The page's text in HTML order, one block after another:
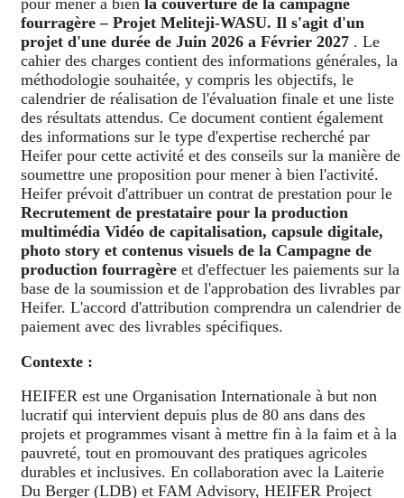
pour mener à bien la couverture de la campagne
fourragère – Projet Meliteji-WASU. Il s'agit d'un
projet d'une durée de Juin 2026 a Février 2027 . Le
cahier des charges contient des informations générales, la
méthodologie souhaitée, y compris les objectifs, le
calendrier de réalisation de l'évaluation finale et une liste
des résultats attendus. Ce document contient également
des informations sur le type d'expertise recherché par
Heifer pour cette activité et des conseils sur la manière de
soumettre une proposition pour mener à bien l'activité.
Heifer prévoit d'attribuer un contrat de prestation pour le
Recrutement de prestataire pour la production
multimédia Vidéo de capitalisation, capsule digitale,
photo story et contenus visuels de la Campagne de
production fourragère et d'effectuer les paiements sur la
base de la soumission et de l'approbation des livrables par
Heifer. L'accord d'attribution comprendra un calendrier de
paiement avec des livrables spécifiques.
Contexte :
HEIFER est une Organisation Internationale à but non
lucratif qui intervient depuis plus de 80 ans dans des
projets et programmes visant à mettre fin à la faim et à la
pauvreté, tout en promouvant des pratiques agricoles
durables et inclusives. En collaboration avec la Laiterie
Du Berger (LDB) et FAM Advisory, HEIFER Project